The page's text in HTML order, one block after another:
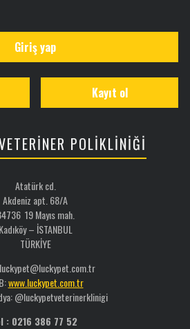
Giriş yap
Kayıt ol
POLİKLİNİĞİ
Atatürk cd.
Akdeniz apt. 68/A
19 Mayıs mah.
Kadıköy – İSTANBUL
TÜRKİYE
www.luckypet.com.tr
@luckypetveterinerklinigi
: 0216 386 77 52